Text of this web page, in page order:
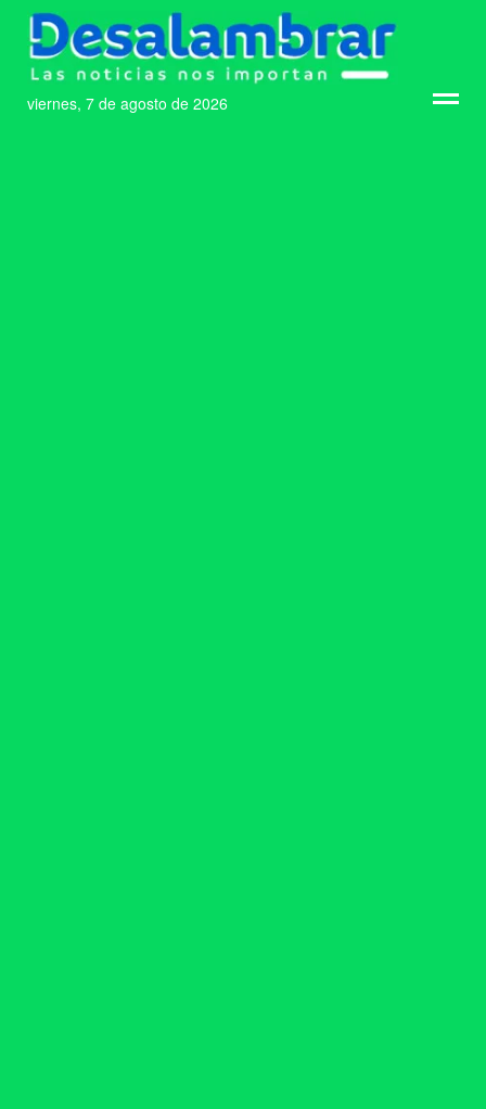
viernes, 7 de agosto de 2026